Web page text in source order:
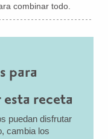
combinar todo.
para
receta
puedan disfrutar
cambia los